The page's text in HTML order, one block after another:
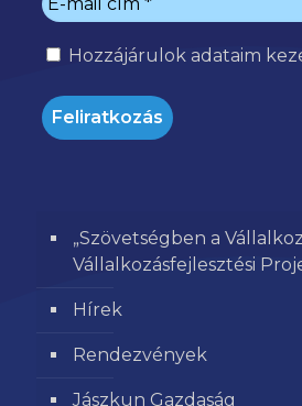
Hozzájárulok adataim
„Szövetségben a
Vállalkozásfejlesztési
Hírek
Rendezvények
Jászkun Gazdaság